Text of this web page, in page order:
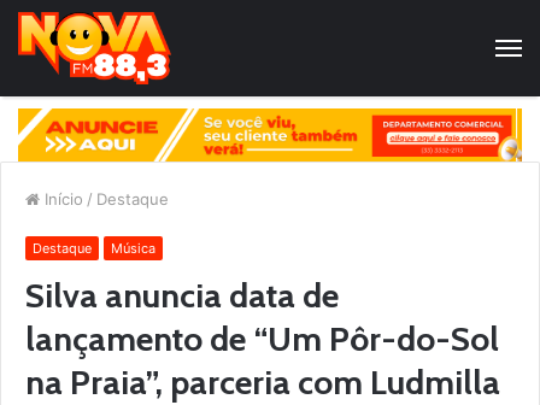
Início / Destaque
Destaque Música
Silva anuncia data de
lançamento de “Um Pôr-do-Sol
na Praia”, parceria com Ludmilla